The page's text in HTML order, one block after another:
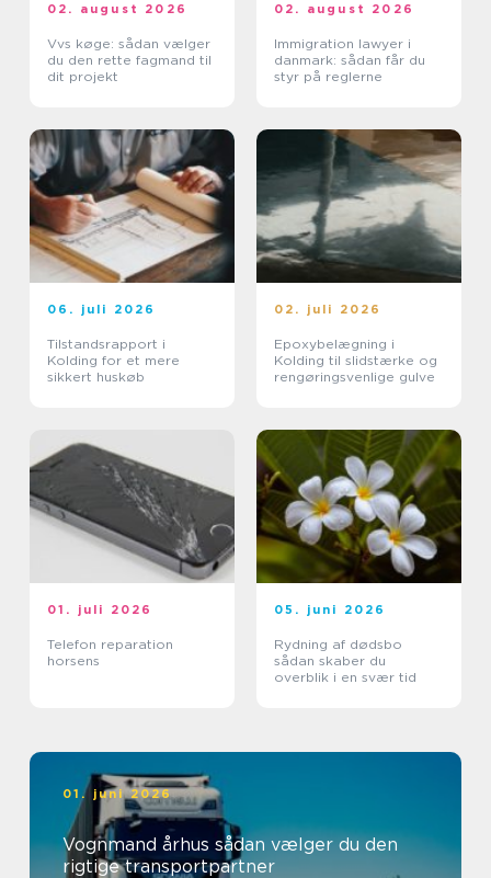
02. august 2026
Vvs køge: sådan vælger
du den rette fagmand til
dit projekt
02. august 2026
Immigration lawyer i
danmark: sådan får du
styr på reglerne
06. juli 2026
Tilstandsrapport i
Kolding for et mere
sikkert huskøb
02. juli 2026
Epoxybelægning i
Kolding til slidstærke og
rengøringsvenlige gulve
01. juli 2026
Telefon reparation
horsens
05. juni 2026
Rydning af dødsbo
sådan skaber du
overblik i en svær tid
01. juni 2026
Vognmand århus sådan vælger du den
rigtige transportpartner